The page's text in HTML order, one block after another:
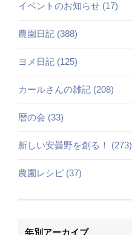
イベントのお知らせ (17)
農園日記 (388)
ヨメ日記 (125)
カールさんの雑記 (208)
暦の会 (33)
新しい安曇野を創る！ (273)
農園レシピ (37)
年別アーカイブ